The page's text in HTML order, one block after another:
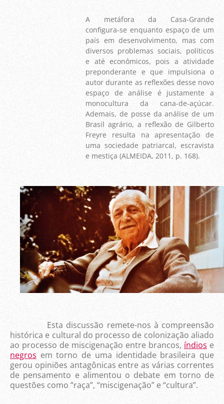
A metáfora da Casa-Grande
configura-se enquanto espaço de um
país em desenvolvimento, mas com
diversos problemas sociais, políticos
e até econômicos, pois a atividade
preponderante e que impulsiona o
autor durante as reflexões desse novo
espaço de análise é justamente a
monocultura da cana-de-açúcar.
Ademais, de posse da análise de um
Brasil agrário, a reflexão de Gilberto
Freyre resulta na apresentação de
uma sociedade patriarcal, escravista
e mestiça (ALMEIDA, 2011, p. 168).
Esta discussão remete-nos à compreensão
histórica e cultural do processo de colonização aliado
ao processo de miscigenação entre brancos, índios e
negros em torno de uma identidade brasileira que
gerou opiniões antagônicas entre as várias correntes
de pensamento e alimentou o debate em torno de
questões como “raça”, “miscigenação” e “cultura”.